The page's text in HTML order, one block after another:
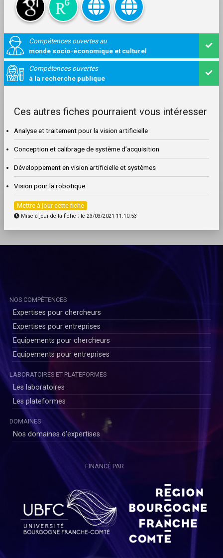
Compétences ouvertes au
monde socio-économique et culturel
Compétences ouvertes
à la recherche publique
Ces autres fiches pourraient vous intéresser
Analyse et traitement pour la vision artificielle
Conception et calibrage de système d’acquisition
Développement en vision artificielle et systèmes
Vision pour la robotique
Mettre à jour cette fiche
Mise à jour de la fiche : le 23/03/2021 11:10:53
NOS COMPÉTENCES
Expertises pour chercheurs
Expertises pour entreprises
Equipements pour chercheurs
Equipements pour entreprises
LABORATOIRES ET PLATEFORMES
Les laboratoires
Les plateformes
DOMAINES
Nos domaines d'expertises
FINANCÉ PAR